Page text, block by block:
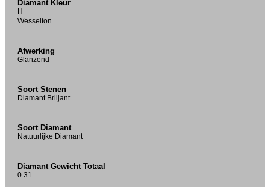
Diamant Kleur
H
Wesselton
Afwerking
Glanzend
Soort Stenen
Diamant Briljant
Soort Diamant
Natuurlijke Diamant
Diamant Gewicht Totaal
0.31